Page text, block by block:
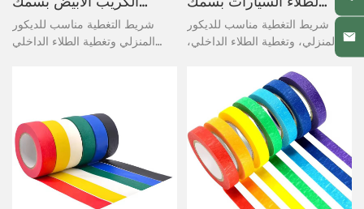
12 مم لتفاصيل السيارة
شريط التغطية مناسب للديكور
المنزلي وتغطية الطلاء الداخلي
الإنشائية أو المنزلية أو المكتبية أو
الصناعية. يتم تطبيقه على نطاق
واسع في تغطية فصل الألوان عند
صنع الطلاء الداخلي والخارجي.
18 مم
شريط التغطية مناسب للديكور
المنزلي، وتغطية الطلاء الداخلي،
والتعبئة الخفيفة، وإصلاح السيارات،
وإنتاج مواد الأحذية، وحماية الصناعة
الإلكترونية، والتجميع والتجعيد.
عملي للتطبيقات الإنشائية أو
المنزلية أو المكتبية أو الصناعية. يتم
تطبيقه على نطاق واسع في تغطية
فصل الألوان عند صنع الطلاء
الداخلي والخارجي.